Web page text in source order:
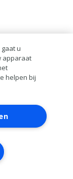
Inloggen
Algemene
voorwaarden
u
apparaat
helpen bij